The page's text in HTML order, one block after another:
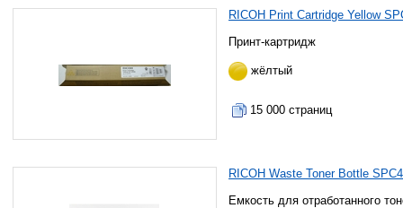
RICOH Print Cartridge Yellow
Принт-картридж
жёлтый
15 000 страниц
RICOH Waste Toner Bottle
Емкость для отработанного